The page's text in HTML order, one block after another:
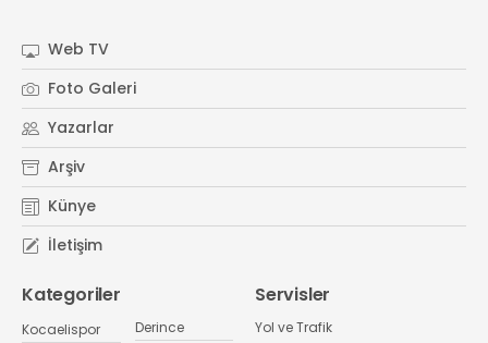
Web TV
Foto Galeri
Yazarlar
Arşiv
Künye
İletişim
Kategoriler
Kocaelispor
Derince
Servisler
Yol ve Trafik